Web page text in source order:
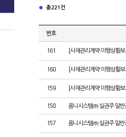
총 221건
번호
161 [사채관리계약 이행상황
160 [사채관리계약 이행상황
159 [사채관리계약 이행상황
158 옴니시스템㈜ 실권주 일반
157 옴니시스템㈜ 실권주 일반